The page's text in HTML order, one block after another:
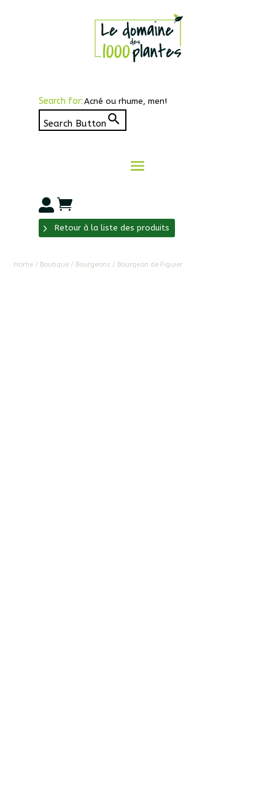
Search for:
Search Button
 
Retour à la liste des produits
Home / Boutique / Bourgeons / Bourgeon de Figuier